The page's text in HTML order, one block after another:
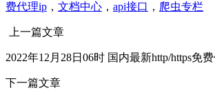
费代理ip ， 文档中心 ， api接口 ， 爬虫专栏
上一篇文章
2022年12月28日06时 国内最新http/https免
下一篇文章